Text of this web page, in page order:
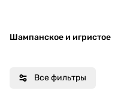
Шампанское и игристое
Все фильтры